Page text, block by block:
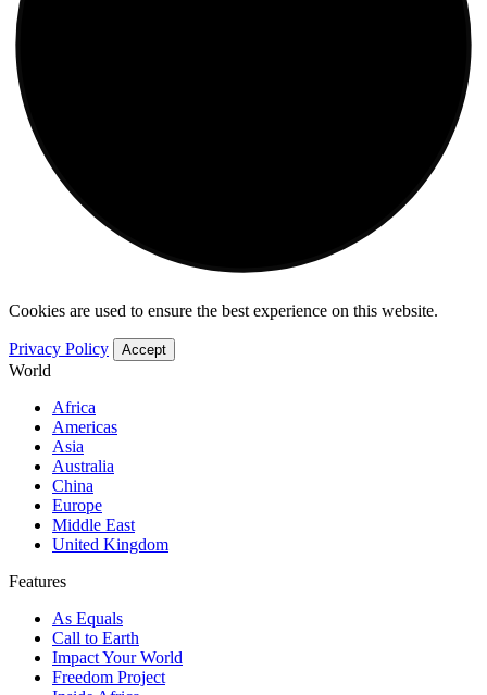
Cookies are used to ensure the best experience on this website.
Privacy Policy Accept
World
Africa
Americas
Asia
Australia
China
Europe
Middle East
United Kingdom
Features
As Equals
Call to Earth
Impact Your World
Freedom Project